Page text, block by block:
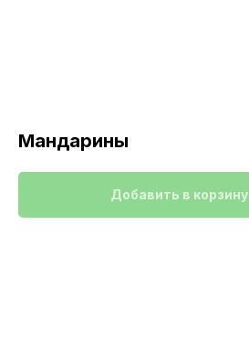
Мандарины
Добавить в корзину